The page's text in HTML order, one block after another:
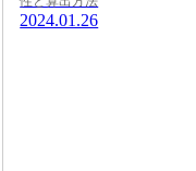
2024.01.26